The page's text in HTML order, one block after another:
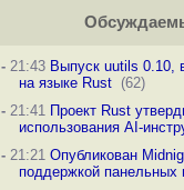
-21:43 Выпуск uutils 0.10,
на языке Rust (62)
-21:41 Проект Rust
использования AI-
-21:21 Опубликован
поддержкой панельных